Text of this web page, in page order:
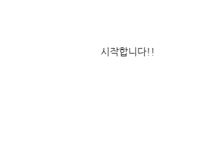
시작합니다!!